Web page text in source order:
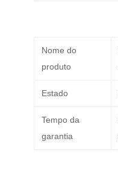
Nome do
produto
Estado
Tempo da
garantia